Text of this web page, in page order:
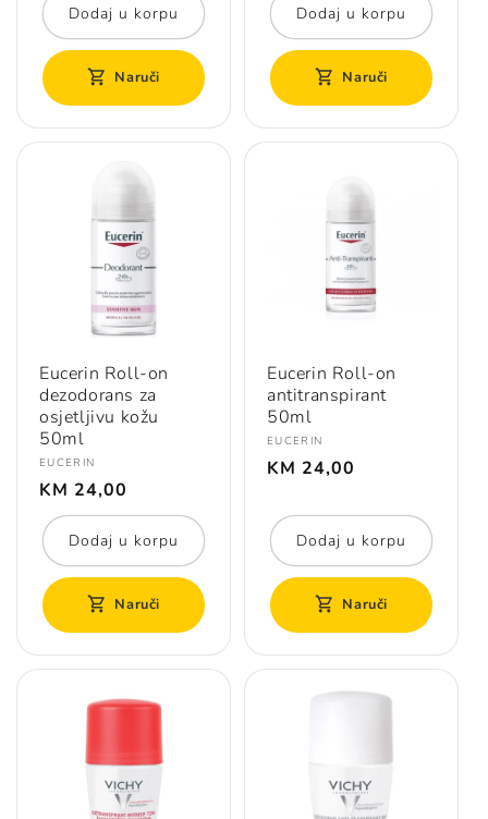
Dodaj u korpu
Naruči
Dodaj u korpu
Naruči
Eucerin Roll-on
dezodorans za
osjetljivu kožu
50ml
Prodavač:
EUCERIN
Redovna
cijena
KM 24,00
Dodaj u korpu
Naruči
Eucerin Roll-on
antitranspirant
50ml
Prodavač:
EUCERIN
Redovna
cijena
KM 24,00
Dodaj u korpu
Naruči